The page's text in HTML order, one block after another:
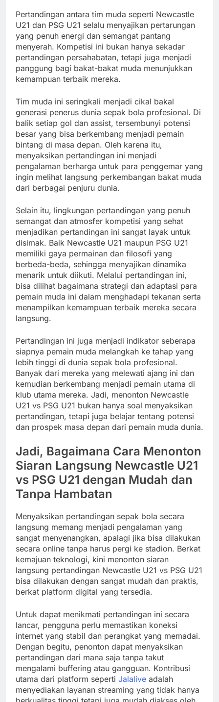
Pertandingan antara tim muda seperti Newcastle
U21 dan PSG U21 selalu menyajikan pertarungan
yang penuh energi dan semangat pantang
menyerah. Kompetisi ini bukan hanya sekadar
pertandingan persahabatan, tetapi juga menjadi
panggung bagi bakat-bakat muda menunjukkan
kemampuan terbaik mereka.
Tim muda ini seringkali menjadi cikal bakal
generasi penerus dunia sepak bola profesional. Di
balik setiap gol dan assist, tersembunyi potensi
besar yang bisa berkembang menjadi pemain
bintang di masa depan. Oleh karena itu,
menyaksikan pertandingan ini menjadi
pengalaman berharga untuk para penggemar yang
ingin melihat langsung perkembangan bakat muda
dari berbagai penjuru dunia.
Selain itu, lingkungan pertandingan yang penuh
semangat dan atmosfer kompetisi yang sehat
menjadikan pertandingan ini sangat layak untuk
disimak. Baik Newcastle U21 maupun PSG U21
memiliki gaya permainan dan filosofi yang
berbeda-beda, sehingga menyajikan dinamika
menarik untuk diikuti. Melalui pertandingan ini,
bisa dilihat bagaimana strategi dan adaptasi para
pemain muda ini dalam menghadapi tekanan serta
menampilkan kemampuan terbaik mereka secara
langsung.
Pertandingan ini juga menjadi indikator seberapa
siapnya pemain muda melangkah ke tahap yang
lebih tinggi di dunia sepak bola profesional.
Banyak dari mereka yang melewati ajang ini dan
kemudian berkembang menjadi pemain utama di
klub utama mereka. Jadi, menonton Newcastle
U21 vs PSG U21 bukan hanya soal menyaksikan
pertandingan, tetapi juga belajar tentang potensi
dan prospek masa depan dari pemain muda dunia.
Jadi, Bagaimana Cara Menonton
Siaran Langsung Newcastle U21
vs PSG U21 dengan Mudah dan
Tanpa Hambatan
Menyaksikan pertandingan sepak bola secara
langsung memang menjadi pengalaman yang
sangat menyenangkan, apalagi jika bisa dilakukan
secara online tanpa harus pergi ke stadion. Berkat
kemajuan teknologi, kini menonton siaran
langsung pertandingan Newcastle U21 vs PSG U21
bisa dilakukan dengan sangat mudah dan praktis,
berkat platform digital yang tersedia.
Untuk dapat menikmati pertandingan ini secara
lancar, pengguna perlu memastikan koneksi
internet yang stabil dan perangkat yang memadai.
Dengan begitu, penonton dapat menyaksikan
pertandingan dari mana saja tanpa takut
mengalami buffering atau gangguan. Kontribusi
utama dari platform seperti Jalalive adalah
menyediakan layanan streaming yang tidak hanya